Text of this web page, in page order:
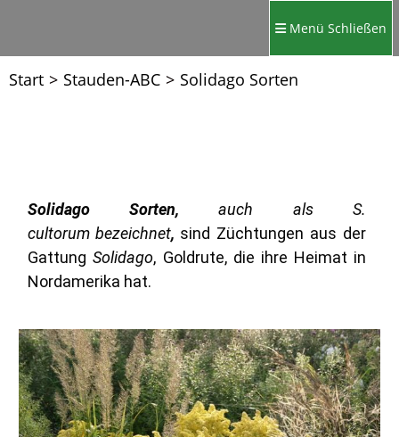
Menü Schließen
Start > Stauden-ABC > Solidago Sorten
SolidagoSorten, auch alsS.
cultorum bezeichnet, sind Züchtungen aus der
GattungSolidago, Goldrute, die ihre Heimat in
Nordamerika hat.